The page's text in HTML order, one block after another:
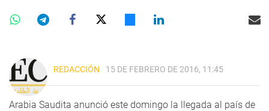
REDACCIÓN 15 DE FEBRERO DE 2016, 11:45
Arabia Saudita anunció este domingo la llegada al país de